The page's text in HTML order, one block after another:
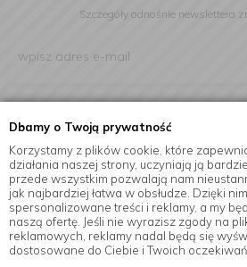
Dbamy o Twoją prywatność
Korzystamy z plików cookie, które
działania naszej strony, uczyniają ją
przede wszystkim pozwalają nam
jak najbardziej łatwa w obsłudze. Dzięki
spersonalizowane treści i reklamy, a my
naszą ofertę. Jeśli nie wyrazisz zgody na
reklamowych, reklamy nadal będą się
dostosowane do Ciebie i Twoich oczekiwań.
Szczegóły odnośnie newslettera
elektroniczną na podany adres e-mail.
Informacje